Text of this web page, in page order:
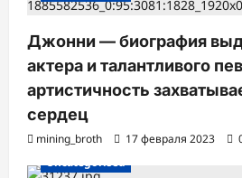
Джонни — биография
актера и талантливого
артистичность
сердец
mining_broth 17 февраля 2023
Uncategorised